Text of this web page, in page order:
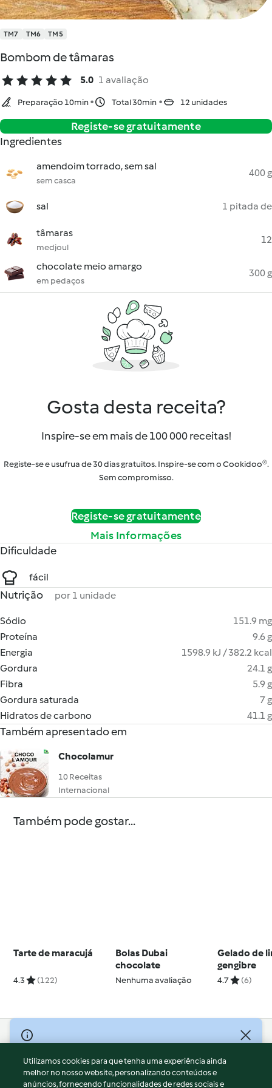
TM7 TM6 TM5
Bombom de tâmaras
5.0 1 avaliação
Preparação 10min Total 30min 12 unidades
Registe-se gratuitamente
Ingredientes
amendoim torrado, sem sal
sem casca
400 g
sal 1 pitada de
tâmaras
medjoul
12
chocolate meio amargo
em pedaços
300 g
Gosta desta receita?
Inspire-se em mais de 100 000 receitas!
Registe-se e usufrua de 30 dias gratuitos. Inspire-se com o Cookidoo®.
Sem compromisso.
Registe-se gratuitamente
Mais Informações
Dificuldade
fácil
Nutrição por 1 unidade
Sódio
151.9 mg
Proteína
9.6 g
Energia
1598.9 kJ / 382.2 kcal
Gordura
24.1 g
Fibra
5.9 g
Gordura saturada
7 g
Hidratos de carbono
41.1 g
Também apresentado em
Chocolamur
10 Receitas
Internacional
Também pode gostar...
Tarte de maracujá
4.3 (122)
Bolas Dubai
chocolate
Nenhuma avaliação
Gelado de
gengibre
4.7 (6)
© Copyright 2026
Termos de Utilização
Aviso sobre Proteção de Dados
Utilizamos cookies para que tenha uma experiência ainda
melhor no nosso website, personalizando conteúdos e
anúncios, fornecendo funcionalidades de redes sociais e